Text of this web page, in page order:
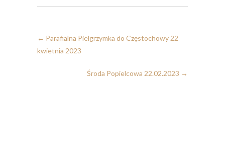
← Parafialna Pielgrzymka do Częstochowy 22
kwietnia 2023
Środa Popielcowa 22.02.2023 →